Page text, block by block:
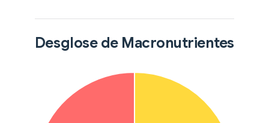
Desglose de Macronutrientes